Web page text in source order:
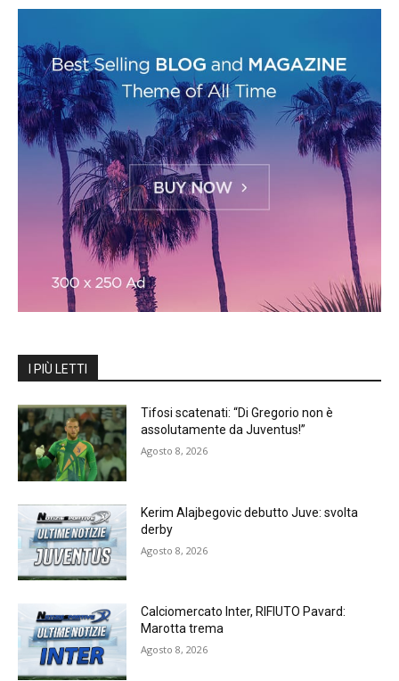
I PIÙ LETTI
Tifosi scatenati: “Di Gregorio non è
assolutamente da Juventus!”
Agosto 8, 2026
Kerim Alajbegovic debutto Juve: svolta
derby
Agosto 8, 2026
Calciomercato Inter, RIFIUTO Pavard:
Marotta trema
Agosto 8, 2026